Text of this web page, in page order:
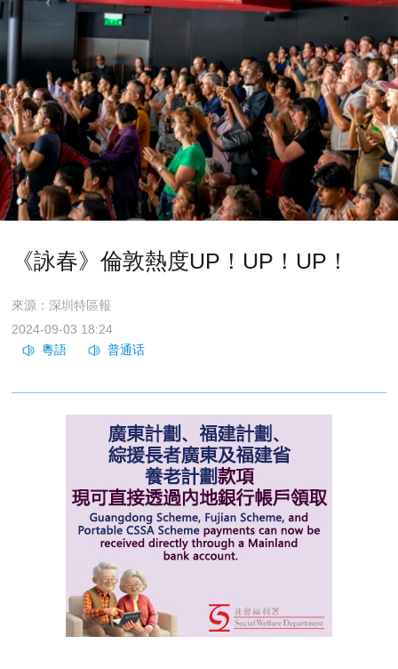
《詠春》倫敦熱度UP！UP！UP！
來源：深圳特區報
2024-09-03 18:24